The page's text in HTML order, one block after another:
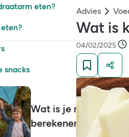
eten?
snacks
Advies
Wat is
04/02/2025
Wat is je
berekenen?